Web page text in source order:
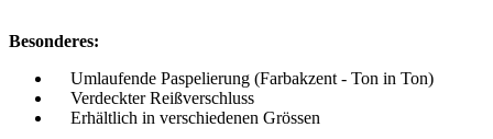
Besonderes:
Umlaufende Paspelierung (Farbakzent - Ton in Ton)
Verdeckter Reißverschluss
Erhältlich in verschiedenen Grössen